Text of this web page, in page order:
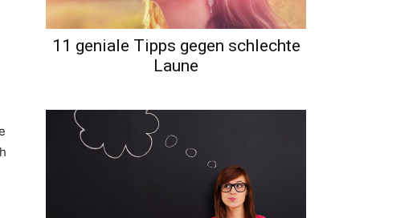
11 geniale Tipps gegen schlechte
Laune